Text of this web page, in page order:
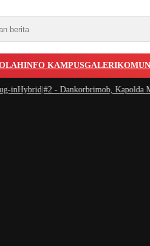
INFO KAMPUSGALERI
|#2 -Dankorbrimob, Kapolda